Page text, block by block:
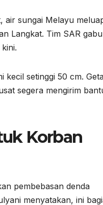
air sungai Melayu
Langkat. Tim SAR
kecil setinggi 50 cm.
segera mengirim
Korban
pembebasan denda
menyatakan, ini